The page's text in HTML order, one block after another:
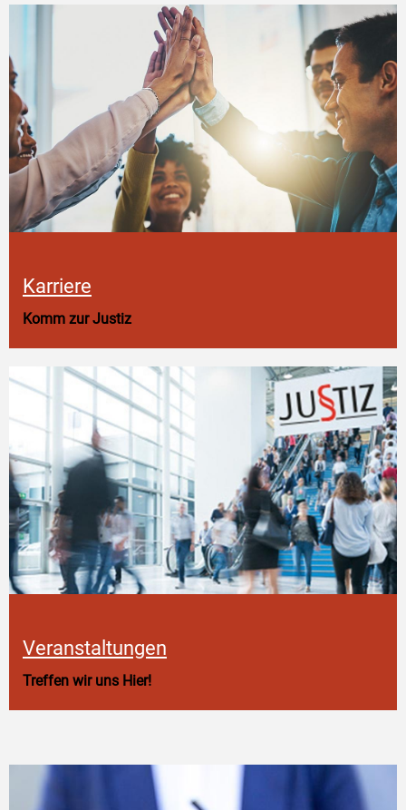
Karriere
Komm zur Justiz
Veranstaltungen
Treffen wir uns Hier!